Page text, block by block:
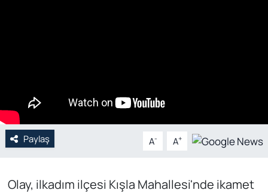
Paylaş A- A+
Olay, ilkadım ilçesi Kışla Mahallesi'nde ikamet
Web Tv
Yerel